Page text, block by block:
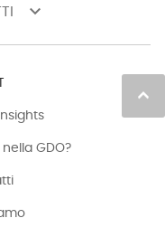
keyboard_arrow_down
keyboard_arrow_up
nella GDO?